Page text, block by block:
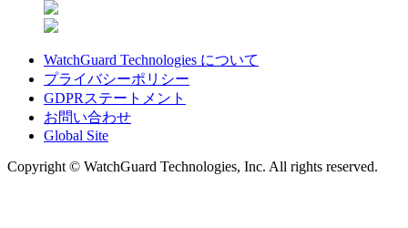
WatchGuard Technologies について
プライバシーポリシー
GDPRステートメント
お問い合わせ
Global Site
Copyright © WatchGuard Technologies, Inc. All rights reserved.